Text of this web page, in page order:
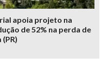
apoia projeto na
de 52% na perda de